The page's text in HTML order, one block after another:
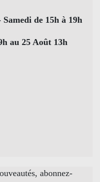
de 15h à 19h
au 25 Août 13h
abonnez-